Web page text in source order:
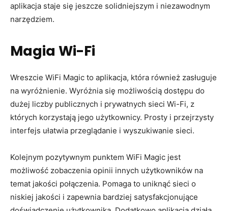
aplikacja staje się jeszcze solidniejszym i niezawodnym
narzędziem.
Magia Wi-Fi
Wreszcie WiFi Magic to aplikacja, która również zasługuje
na wyróżnienie. Wyróżnia się możliwością dostępu do
dużej liczby publicznych i prywatnych sieci Wi-Fi, z
których korzystają jego użytkownicy. Prosty i przejrzysty
interfejs ułatwia przeglądanie i wyszukiwanie sieci.
Kolejnym pozytywnym punktem WiFi Magic jest
możliwość zobaczenia opinii innych użytkowników na
temat jakości połączenia. Pomaga to uniknąć sieci o
niskiej jakości i zapewnia bardziej satysfakcjonujące